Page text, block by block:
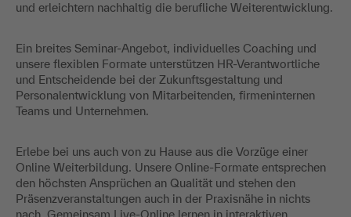
und erleichtern nachhaltig die berufliche Weiterentwicklung.
Ein breites Seminar-Angebot, individuelles Coaching und
unsere flexiblen Formate unterstützen HR-Verantwortliche
und Entscheidende bei der Zukunftsgestaltung und
Personalentwicklung von Mitarbeitenden, firmeninternen
Teams und Unternehmen.
Erlebe bei uns auch von zu Hause aus die Vorzüge einer
Online Weiterbildung. Unsere Online-Formate entsprechen
den höchsten Ansprüchen an Qualität und stehen den
Präsenzveranstaltungen auch in der Praxisnähe in nichts
nach. Gemeinsam Live-Online lernen in interaktiven